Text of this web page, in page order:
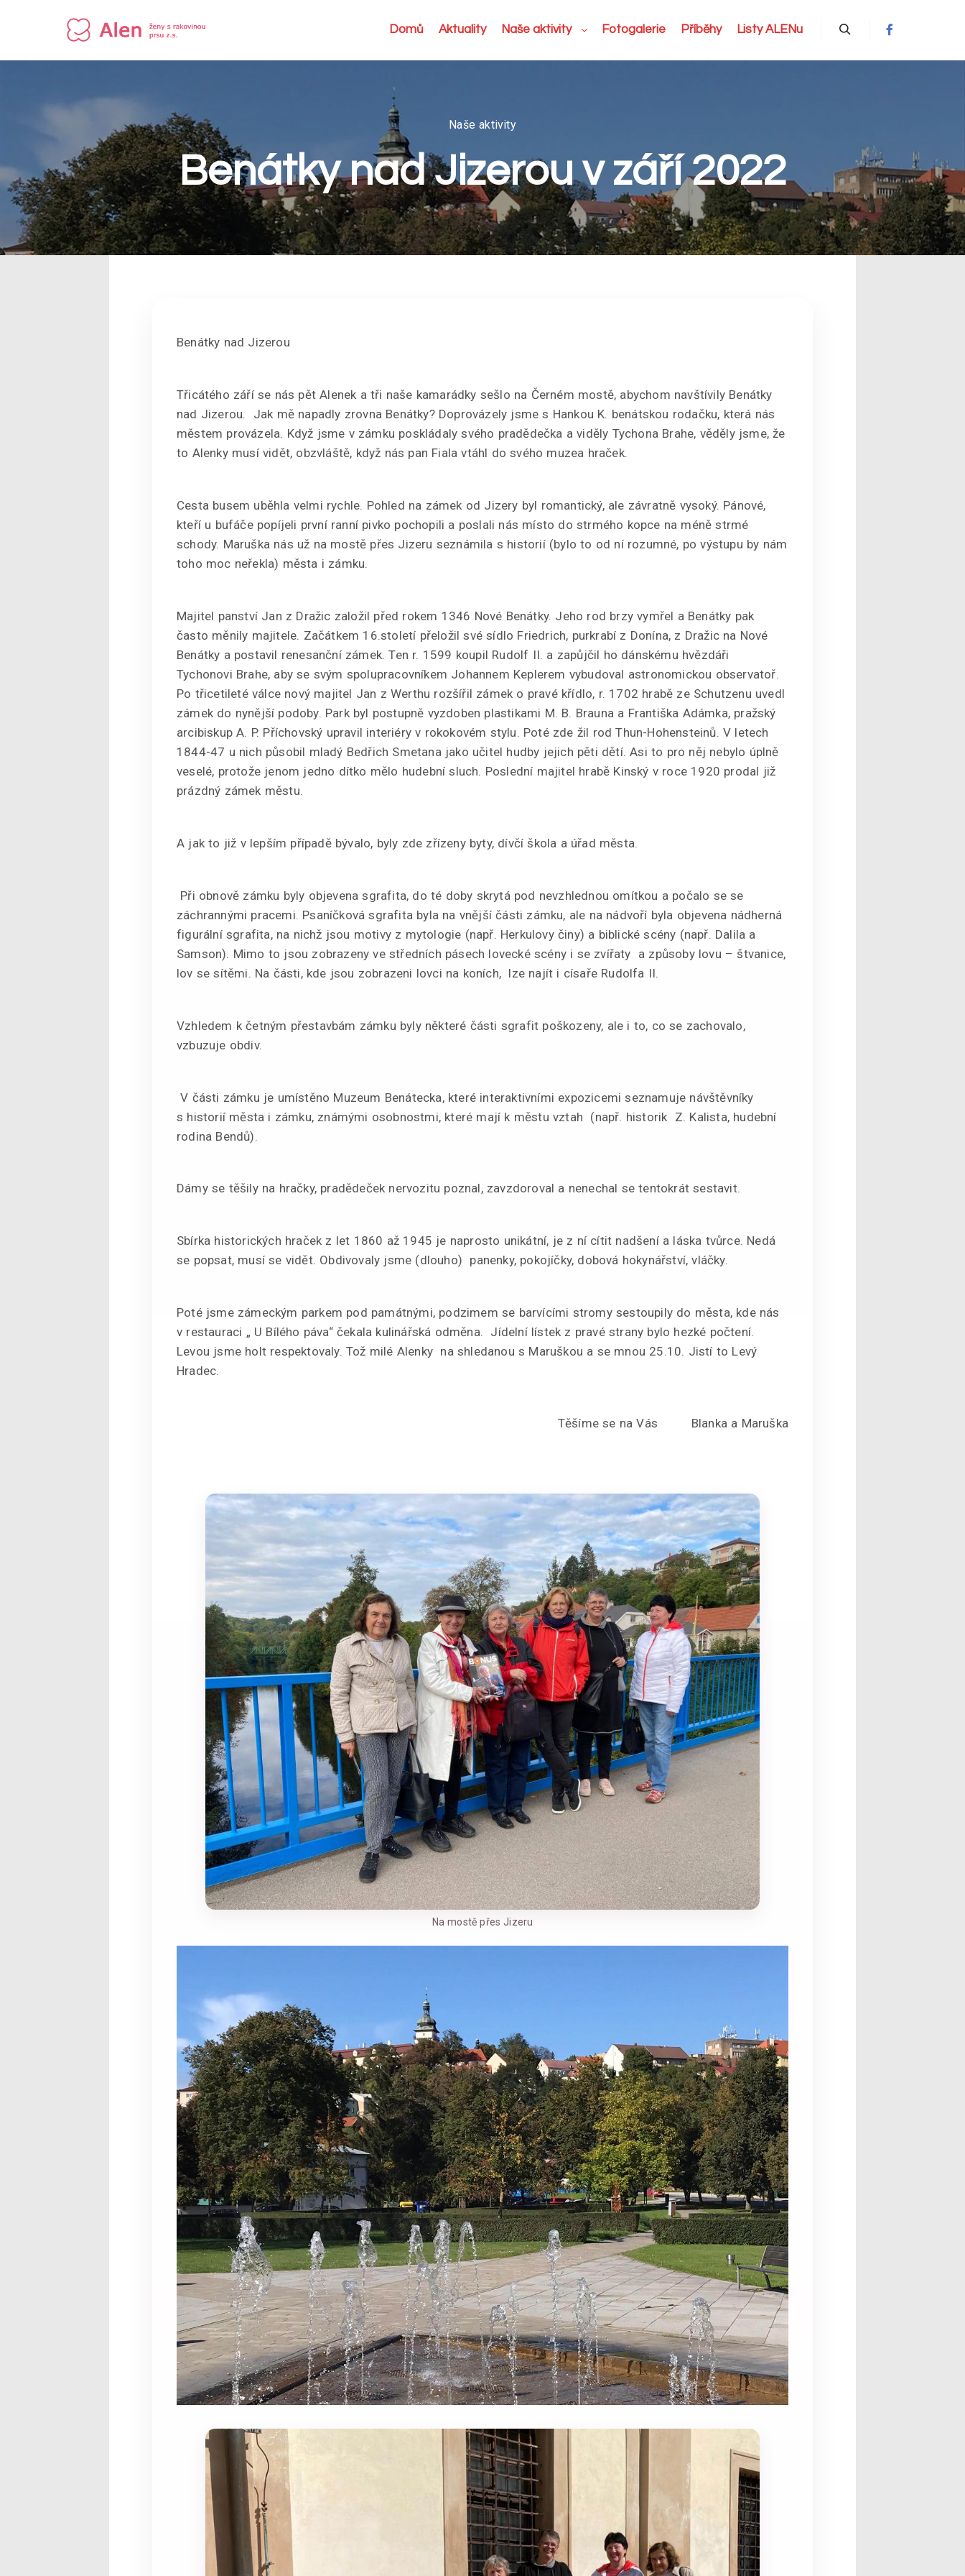
Domů Aktuality Naše aktivity Fotogalerie Příběhy Listy ALENu
Naše aktivity
Benátky nad Jizerou v září 2022
Benátky nad Jizerou
Třicátého září se nás pět Alenek a tři naše kamarádky sešlo na Černém mostě, abychom navštívily Benátky
nad Jizerou. Jak mě napadly zrovna Benátky? Doprovázely jsme s Hankou K. benátskou rodačku, která nás
městem provázela. Když jsme v zámku poskládaly svého pradědečka a viděly Tychona Brahe, věděly jsme, že
to Alenky musí vidět, obzvláště, když nás pan Fiala vtáhl do svého muzea hraček.
Cesta busem uběhla velmi rychle. Pohled na zámek od Jizery byl romantický, ale závratně vysoký. Pánové,
kteří u bufáče popíjeli první ranní pivko pochopili a poslali nás místo do strmého kopce na méně strmé
schody. Maruška nás už na mostě přes Jizeru seznámila s historií (bylo to od ní rozumné, po výstupu by nám
toho moc neřekla) města i zámku.
Majitel panství Jan z Dražic založil před rokem 1346 Nové Benátky. Jeho rod brzy vymřel a Benátky pak
často měnily majitele. Začátkem 16.století přeložil své sídlo Friedrich, purkrabí z Donína, z Dražic na Nové
Benátky a postavil renesanční zámek. Ten r. 1599 koupil Rudolf II. a zapůjčil ho dánskému hvězdáři
Tychonovi Brahe, aby se svým spolupracovníkem Johannem Keplerem vybudoval astronomickou observatoř.
Po třicetileté válce nový majitel Jan z Werthu rozšířil zámek o pravé křídlo, r. 1702 hrabě ze Schutzenu uvedl
zámek do nynější podoby. Park byl postupně vyzdoben plastikami M. B. Brauna a Františka Adámka, pražský
arcibiskup A. P. Příchovský upravil interiéry v rokokovém stylu. Poté zde žil rod Thun-Hohensteinů. V letech
1844-47 u nich působil mladý Bedřich Smetana jako učitel hudby jejich pěti dětí. Asi to pro něj nebylo úplně
veselé, protože jenom jedno dítko mělo hudební sluch. Poslední majitel hrabě Kinský v roce 1920 prodal již
prázdný zámek městu.
A jak to již v lepším případě bývalo, byly zde zřízeny byty, dívčí škola a úřad města.
Při obnově zámku byly objevena sgrafita, do té doby skrytá pod nevzhlednou omítkou a počalo se se
záchrannými pracemi. Psaníčková sgrafita byla na vnější části zámku, ale na nádvoří byla objevena nádherná
figurální sgrafita, na nichž jsou motivy z mytologie (např. Herkulovy činy) a biblické scény (např. Dalila a
Samson). Mimo to jsou zobrazeny ve středních pásech lovecké scény i se zvířaty a způsoby lovu – štvanice,
lov se sítěmi. Na části, kde jsou zobrazeni lovci na koních, lze najít i císaře Rudolfa II.
Vzhledem k četným přestavbám zámku byly některé části sgrafit poškozeny, ale i to, co se zachovalo,
vzbuzuje obdiv.
V části zámku je umístěno Muzeum Benátecka, které interaktivními expozicemi seznamuje návštěvníky
s historií města i zámku, známými osobnostmi, které mají k městu vztah (např. historik Z. Kalista, hudební
rodina Bendů).
Dámy se těšily na hračky, pradědeček nervozitu poznal, zavzdoroval a nenechal se tentokrát sestavit.
Sbírka historických hraček z let 1860 až 1945 je naprosto unikátní, je z ní cítit nadšení a láska tvůrce. Nedá
se popsat, musí se vidět. Obdivovaly jsme (dlouho) panenky, pokojíčky, dobová hokynářství, vláčky.
Poté jsme zámeckým parkem pod památnými, podzimem se barvícími stromy sestoupily do města, kde nás
v restauraci „ U Bílého páva“ čekala kulinářská odměna. Jídelní lístek z pravé strany bylo hezké počtení.
Levou jsme holt respektovaly. Tož milé Alenky na shledanou s Maruškou a se mnou 25.10. Jistí to Levý
Hradec.
Těšíme se na Vás Blanka a Maruška
Na mostě přes Jizeru